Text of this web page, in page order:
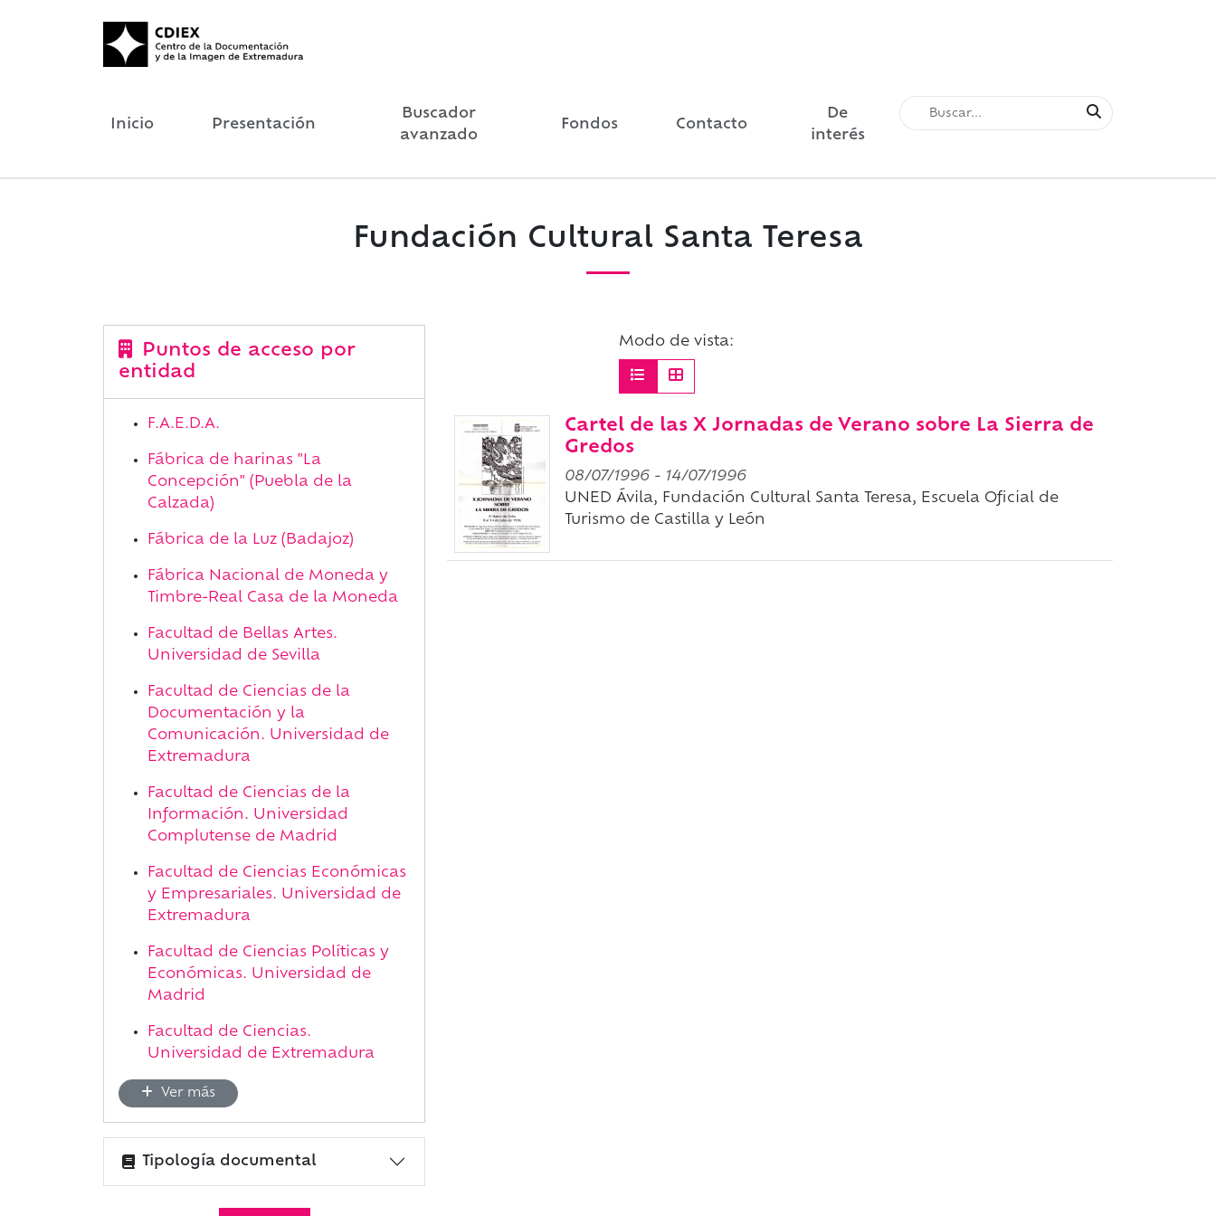
Inicio Presentación
Buscador
avanzado
Fondos Contacto
De
interés
Fundación Cultural Santa Teresa
Puntos de acceso por
entidad
F.A.E.D.A.
Fábrica de harinas "La
Concepción" (Puebla de la
Calzada)
Fábrica de la Luz (Badajoz)
Fábrica Nacional de Moneda y
Timbre-Real Casa de la Moneda
Facultad de Bellas Artes.
Universidad de Sevilla
Facultad de Ciencias de la
Documentación y la
Comunicación. Universidad de
Extremadura
Facultad de Ciencias de la
Información. Universidad
Complutense de Madrid
Facultad de Ciencias Económicas
y Empresariales. Universidad de
Extremadura
Facultad de Ciencias Políticas y
Económicas. Universidad de
Madrid
Facultad de Ciencias.
Universidad de Extremadura
Ver más
Tipología documental
Modo de vista:
Cartel de las X Jornadas de Verano sobre La Sierra de
Gredos
08/07/1996 - 14/07/1996
UNED Ávila, Fundación Cultural Santa Teresa, Escuela Oficial de
Turismo de Castilla y León